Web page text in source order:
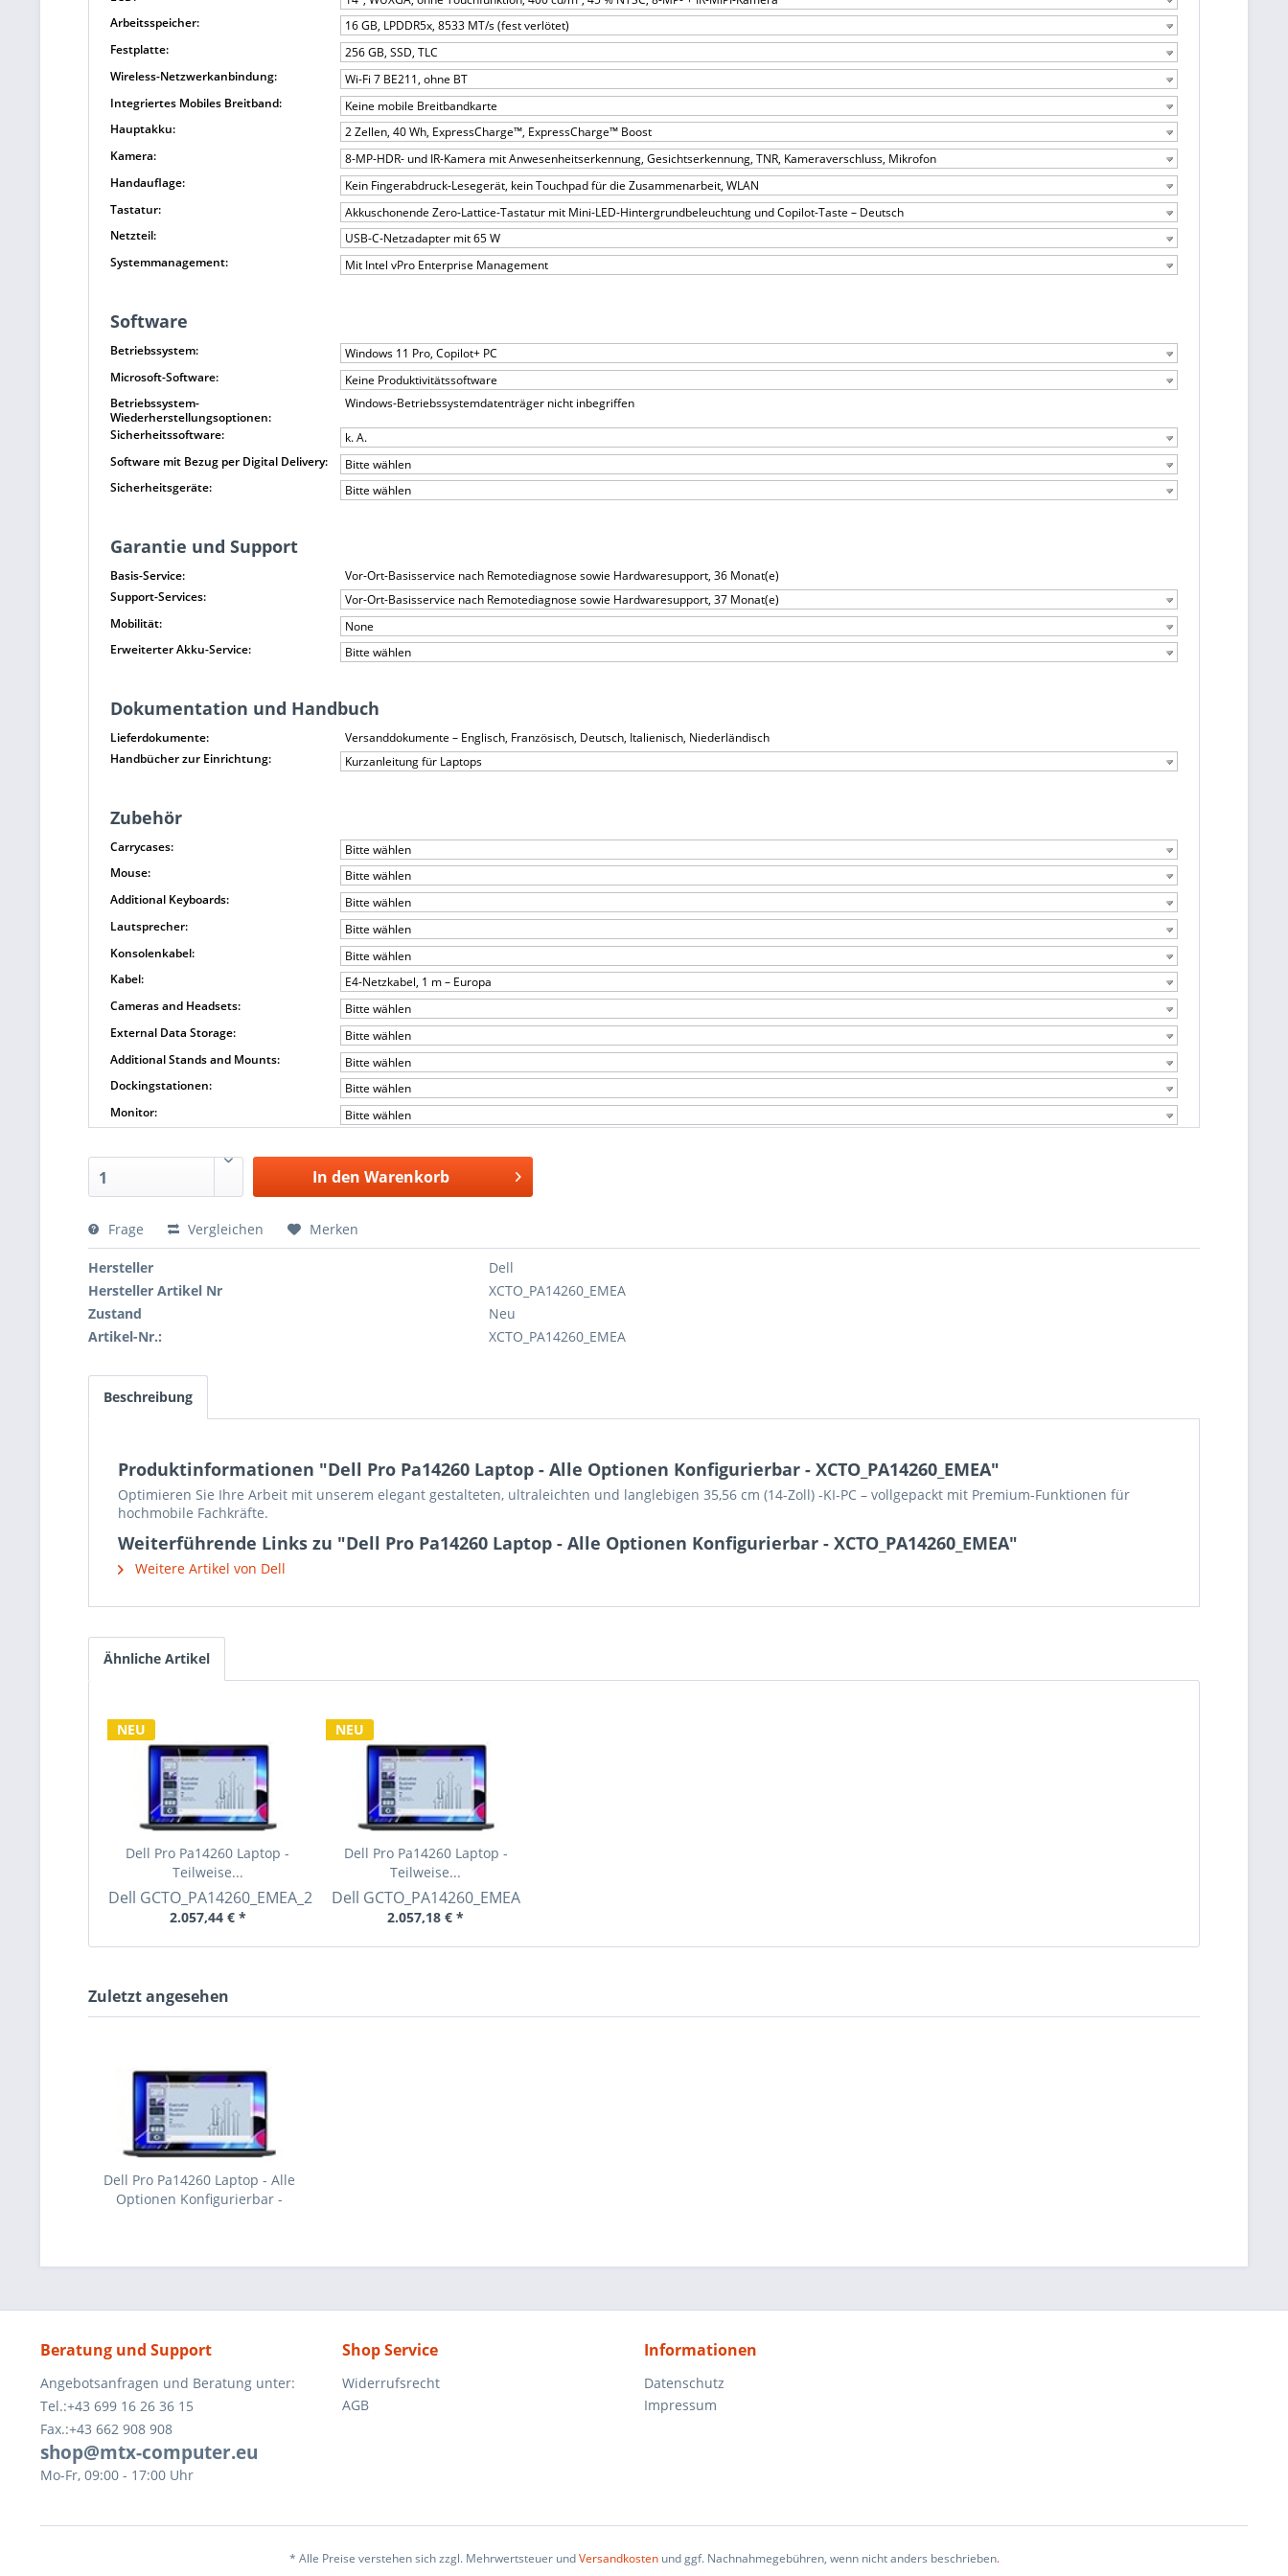
Arbeitsspeicher:
16 GB, LPDDR5x, 8533 MT/s (fest verlötet)
Festplatte:
256 GB, SSD, TLC
Wireless-Netzwerkanbindung:
Wi-Fi 7 BE211, ohne BT
Integriertes Mobiles Breitband:
Keine mobile Breitbandkarte
Hauptakku:
2 Zellen, 40 Wh, ExpressCharge™, ExpressCharge™ Boost
Kamera:
8-MP-HDR- und IR-Kamera mit Anwesenheitserkennung, Gesichtserkennung, TNR, Kameraverschluss, Mikrofon
Handauflage:
Kein Fingerabdruck-Lesegerät, kein Touchpad für die Zusammenarbeit, WLAN
Tastatur:
Akkuschonende Zero-Lattice-Tastatur mit Mini-LED-Hintergrundbeleuchtung und Copilot-Taste – Deutsch
Netzteil:
USB-C-Netzadapter mit 65 W
Systemmanagement:
Mit Intel vPro Enterprise Management
Software
Betriebssystem:
Windows 11 Pro, Copilot+ PC
Microsoft-Software:
Keine Produktivitätssoftware
Betriebssystem-
Wiederherstellungsoptionen:
Windows-Betriebssystemdatenträger nicht inbegriffen
Sicherheitssoftware:
k. A.
Software mit Bezug per Digital Delivery:
Bitte wählen
Sicherheitsgeräte:
Bitte wählen
Garantie und Support
Basis-Service:
Vor-Ort-Basisservice nach Remotediagnose sowie Hardwaresupport, 36 Monat(e)
Support-Services:
Vor-Ort-Basisservice nach Remotediagnose sowie Hardwaresupport, 37 Monat(e)
Mobilität:
None
Erweiterter Akku-Service:
Bitte wählen
Dokumentation und Handbuch
Lieferdokumente:
Versanddokumente – Englisch, Französisch, Deutsch, Italienisch, Niederländisch
Handbücher zur Einrichtung:
Kurzanleitung für Laptops
Zubehör
Carrycases:
Bitte wählen
Mouse:
Bitte wählen
Additional Keyboards:
Bitte wählen
Lautsprecher:
Bitte wählen
Konsolenkabel:
Bitte wählen
Kabel:
E4-Netzkabel, 1 m – Europa
Cameras and Headsets:
Bitte wählen
External Data Storage:
Bitte wählen
Additional Stands and Mounts:
Bitte wählen
Dockingstationen:
Bitte wählen
Monitor:
Bitte wählen
1 In den Warenkorb
Frage Vergleichen Merken
Hersteller
Dell
Hersteller Artikel Nr
XCTO_PA14260_EMEA
Zustand
Neu
Artikel-Nr.:
XCTO_PA14260_EMEA
Beschreibung
Produktinformationen "Dell Pro Pa14260 Laptop - Alle Optionen Konfigurierbar - XCTO_PA14260_EMEA"
Optimieren Sie Ihre Arbeit mit unserem elegant gestalteten, ultraleichten und langlebigen 35,56 cm (14-Zoll) -KI-PC – vollgepackt mit Premium-Funktionen für
hochmobile Fachkräfte.
Weiterführende Links zu "Dell Pro Pa14260 Laptop - Alle Optionen Konfigurierbar - XCTO_PA14260_EMEA"
Weitere Artikel von Dell
Ähnliche Artikel
NEU
Dell Pro Pa14260 Laptop -
Teilweise...
Dell GCTO_PA14260_EMEA_2
2.057,44 € *
NEU
Dell Pro Pa14260 Laptop -
Teilweise...
Dell GCTO_PA14260_EMEA
2.057,18 € *
Zuletzt angesehen
Dell Pro Pa14260 Laptop - Alle
Optionen Konfigurierbar -
Beratung und Support
Angebotsanfragen und Beratung unter:
Tel.:+43 699 16 26 36 15
Fax.:+43 662 908 908
shop@mtx-computer.eu
Mo-Fr, 09:00 - 17:00 Uhr
Shop Service
Widerrufsrecht
AGB
Informationen
Datenschutz
Impressum
* Alle Preise verstehen sich zzgl. Mehrwertsteuer undVersandkostenund ggf. Nachnahmegebühren, wenn nicht anders beschrieben.